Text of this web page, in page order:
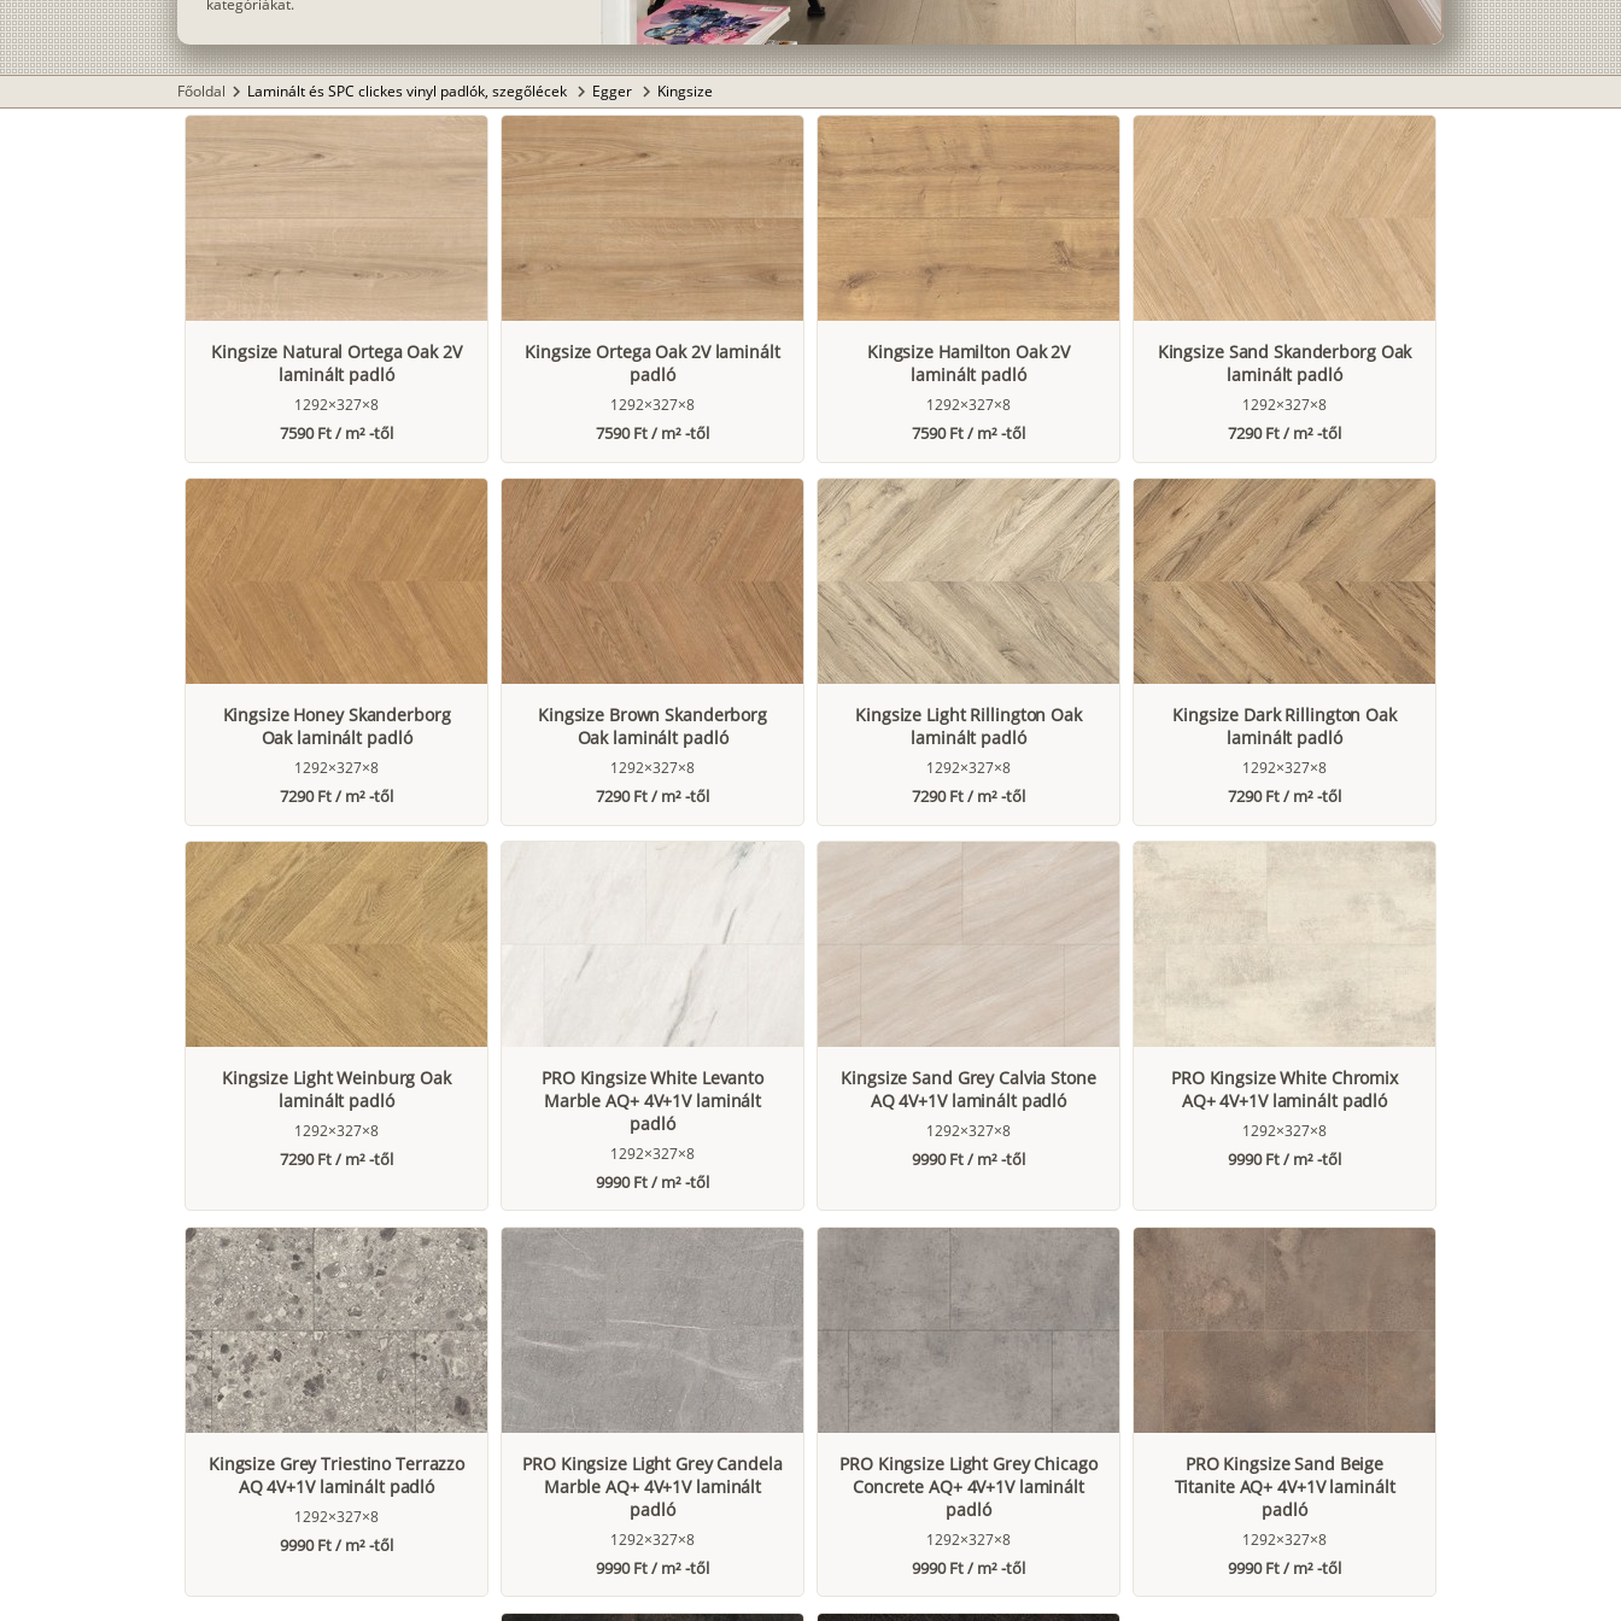
kategóriákat.
Főoldal chevron_right Laminált és SPC clickes vinyl padlók, szegőlécek chevron_right Egger chevron_right Kingsize
Kingsize Natural Ortega Oak 2V
laminált padló
1292×327×8
7590 Ft / m² -től
Kingsize Ortega Oak 2V laminált
padló
1292×327×8
7590 Ft / m² -től
Kingsize Hamilton Oak 2V
laminált padló
1292×327×8
7590 Ft / m² -től
Kingsize Sand Skanderborg Oak
laminált padló
1292×327×8
7290 Ft / m² -től
Kingsize Honey Skanderborg
Oak laminált padló
1292×327×8
7290 Ft / m² -től
Kingsize Brown Skanderborg
Oak laminált padló
1292×327×8
7290 Ft / m² -től
Kingsize Light Rillington Oak
laminált padló
1292×327×8
7290 Ft / m² -től
Kingsize Dark Rillington Oak
laminált padló
1292×327×8
7290 Ft / m² -től
Kingsize Light Weinburg Oak
laminált padló
1292×327×8
7290 Ft / m² -től
PRO Kingsize White Levanto
Marble AQ+ 4V+1V laminált
padló
1292×327×8
9990 Ft / m² -től
Kingsize Sand Grey Calvia Stone
AQ 4V+1V laminált padló
1292×327×8
9990 Ft / m² -től
PRO Kingsize White Chromix
AQ+ 4V+1V laminált padló
1292×327×8
9990 Ft / m² -től
Kingsize Grey Triestino Terrazzo
AQ 4V+1V laminált padló
1292×327×8
9990 Ft / m² -től
PRO Kingsize Light Grey Candela
Marble AQ+ 4V+1V laminált
padló
1292×327×8
9990 Ft / m² -től
PRO Kingsize Light Grey Chicago
Concrete AQ+ 4V+1V laminált
padló
1292×327×8
9990 Ft / m² -től
PRO Kingsize Sand Beige
Titanite AQ+ 4V+1V laminált
padló
1292×327×8
9990 Ft / m² -től